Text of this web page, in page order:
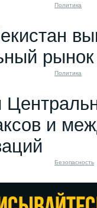
Политика
рынок
Политика
и
Безопасность